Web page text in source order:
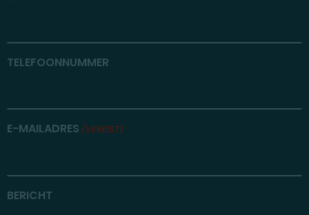
TELEFOONNUMMER
E-MAILADRES (VEREIST)
BERICHT